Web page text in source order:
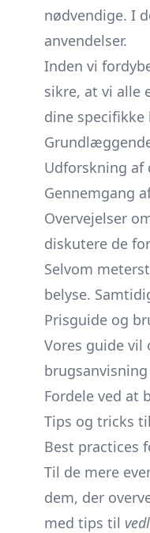
nødvendige. I
anvendelser.
Inden vi
sikre, at vi alle
dine specifikke
Udforskning af
Gennemgang
Overvejelser
diskutere de
Selvom
belyse.
Prisguide og
Vores guide vil
Fordele ved at
Tips og tricks
Best practices
Til de mere
dem, der
med tips til